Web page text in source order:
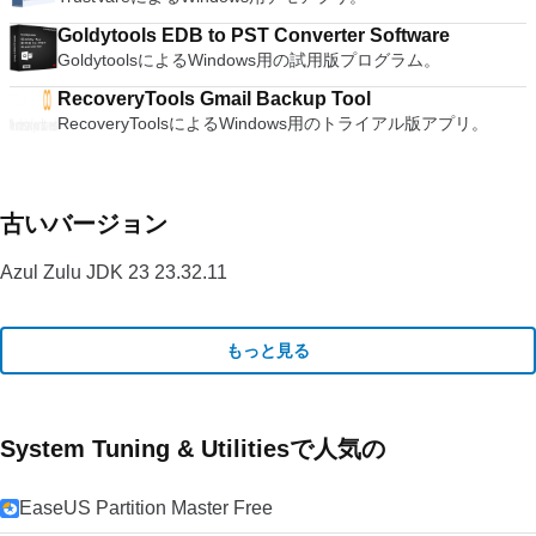
Goldytools EDB to PST Converter Software
GoldytoolsによるWindows用の試用版プログラム。
RecoveryTools Gmail Backup Tool
RecoveryToolsによるWindows用のトライアル版アプリ。
古いバージョン
Azul Zulu JDK 23 23.32.11
もっと見る
System Tuning & Utilitiesで人気の
EaseUS Partition Master Free